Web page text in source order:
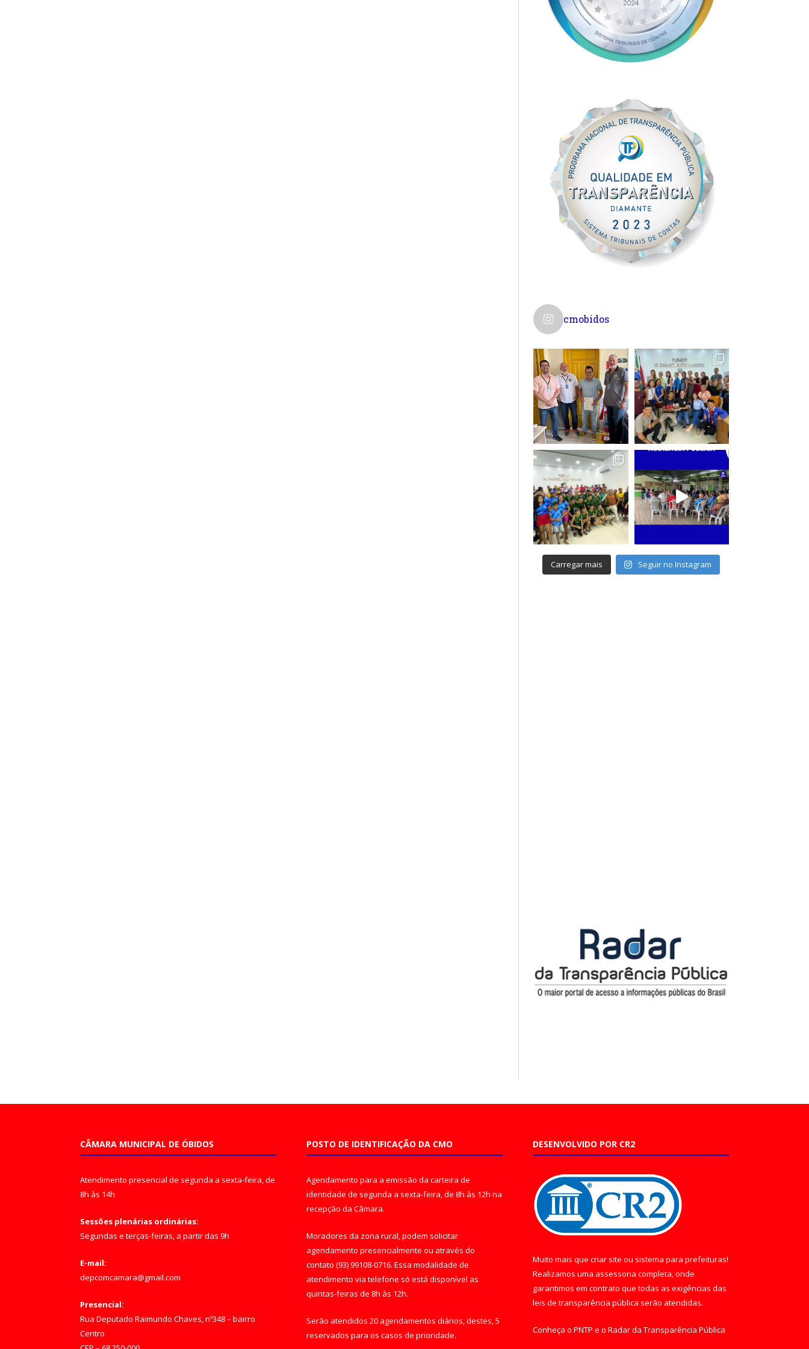
cmobidos
Carregar mais Seguir no Instagram
CÂMARA MUNICIPAL DE ÓBIDOS
Atendimento presencial de segunda a sexta-feira, de
8h às 14h
Sessões plenárias ordinárias:
Segundas e terças-feiras, a partir das 9h
E-mail:
depcomcamara@gmail.com
Presencial:
Rua Deputado Raimundo Chaves, nº348 – bairro
Centro
POSTO DE IDENTIFICAÇÃO DA CMO
Agendamento para a emissão da carteira de
identidade de segunda a sexta-feira, de 8h às 12h na
recepção da Câmara.
Moradores da zona rural, podem solicitar
agendamento presencialmente ou através do
contato (93) 99108-0716. Essa modalidade de
atendimento via telefone só está disponível as
quintas-feiras de 8h às 12h.
Serão atendidos 20 agendamentos diários, destes, 5
reservados para os casos de prioridade.
DESENVOLVIDO POR CR2
Muito mais que criar site ou sistema para prefeituras!
Realizamos uma assessoria completa, onde
garantimos em contrato que todas as exigências das
leis de transparência pública serão atendidas.
Conheça o PNTP e o Radar da Transparência Pública